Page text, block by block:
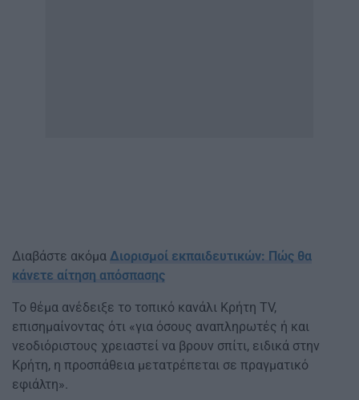
Διαβάστε ακόμα Διορισμοί εκπαιδευτικών: Πώς θα
κάνετε αίτηση απόσπασης
Το θέμα ανέδειξε το τοπικό κανάλι Κρήτη TV,
επισημαίνοντας ότι «για όσους αναπληρωτές ή και
νεοδιόριστους χρειαστεί να βρουν σπίτι, ειδικά στην
Κρήτη, η προσπάθεια μετατρέπεται σε πραγματικό
εφιάλτη».